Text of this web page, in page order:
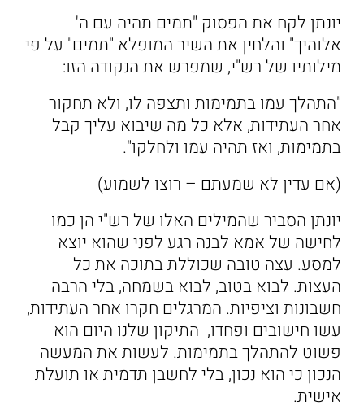
יונתן לקח את הפסוק "תמים תהיה עם ה'
אלוהיך" והלחין את השיר המופלא "תמים" על פי
מילותיו של רש"י, שמפרש את הנקודה הזו:
"התהלך עמו בתמימות ותצפה לו, ולא תחקור
אחר העתידות, אלא כל מה שיבוא עליך קבל
בתמימות, ואז תהיה עמו ולחלקו".
(אם עדין לא שמעתם – רוצו לשמוע)
יונתן הסביר שהמילים האלו של רש"י הן כמו
לחישה של אמא לבנה רגע לפני שהוא יוצא
למסע. עצה טובה שכוללת בתוכה את כל
העצות. לבוא בטוב, לבוא בשמחה, בלי הרבה
חשבונות וציפיות. המרגלים חקרו אחר העתידות,
עשו חישובים ופחדו, התיקון שלנו היום הוא
פשוט להתהלך בתמימות. לעשות את המעשה
הנכון כי הוא נכון, בלי לחשבן תדמית או תועלת
אישית.